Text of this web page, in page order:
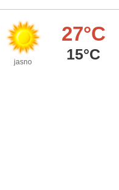
jasno
27°C
15°C